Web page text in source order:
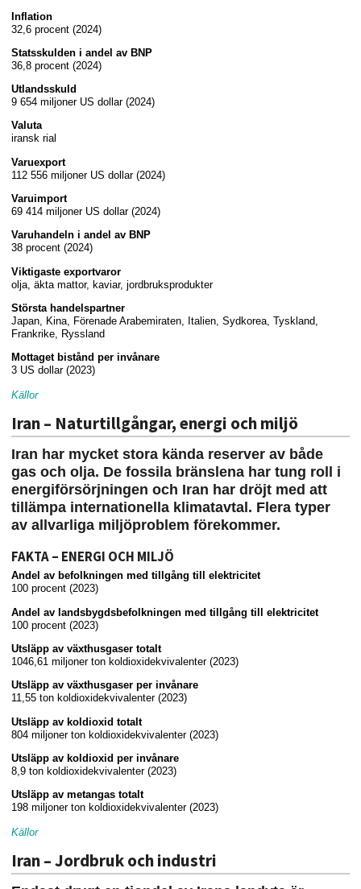
Inflation
32,6 procent (2024)
Statsskulden i andel av BNP
36,8 procent (2024)
Utlandsskuld
9 654 miljoner US dollar (2024)
Valuta
iransk rial
Varuexport
112 556 miljoner US dollar (2024)
Varuimport
69 414 miljoner US dollar (2024)
Varuhandeln i andel av BNP
38 procent (2024)
Viktigaste exportvaror
olja, äkta mattor, kaviar, jordbruksprodukter
Största handelspartner
Japan, Kina, Förenade Arabemiraten, Italien, Sydkorea, Tyskland,
Frankrike, Ryssland
Mottaget bistånd per invånare
3 US dollar (2023)
Källor
Iran – Naturtillgångar, energi och miljö
Iran har mycket stora kända reserver av både
gas och olja. De fossila bränslena har tung roll i
energiförsörjningen och Iran har dröjt med att
tillämpa internationella klimatavtal. Flera typer
av allvarliga miljöproblem förekommer.
FAKTA – ENERGI OCH MILJÖ
Andel av befolkningen med tillgång till elektricitet
100 procent (2023)
Andel av landsbygdsbefolkningen med tillgång till elektricitet
100 procent (2023)
Utsläpp av växthusgaser totalt
1046,61 miljoner ton koldioxidekvivalenter (2023)
Utsläpp av växthusgaser per invånare
11,55 ton koldioxidekvivalenter (2023)
Utsläpp av koldioxid totalt
804 miljoner ton koldioxidekvivalenter (2023)
Utsläpp av koldioxid per invånare
8,9 ton koldioxidekvivalenter (2023)
Utsläpp av metangas totalt
198 miljoner ton koldioxidekvivalenter (2023)
Källor
Iran – Jordbruk och industri